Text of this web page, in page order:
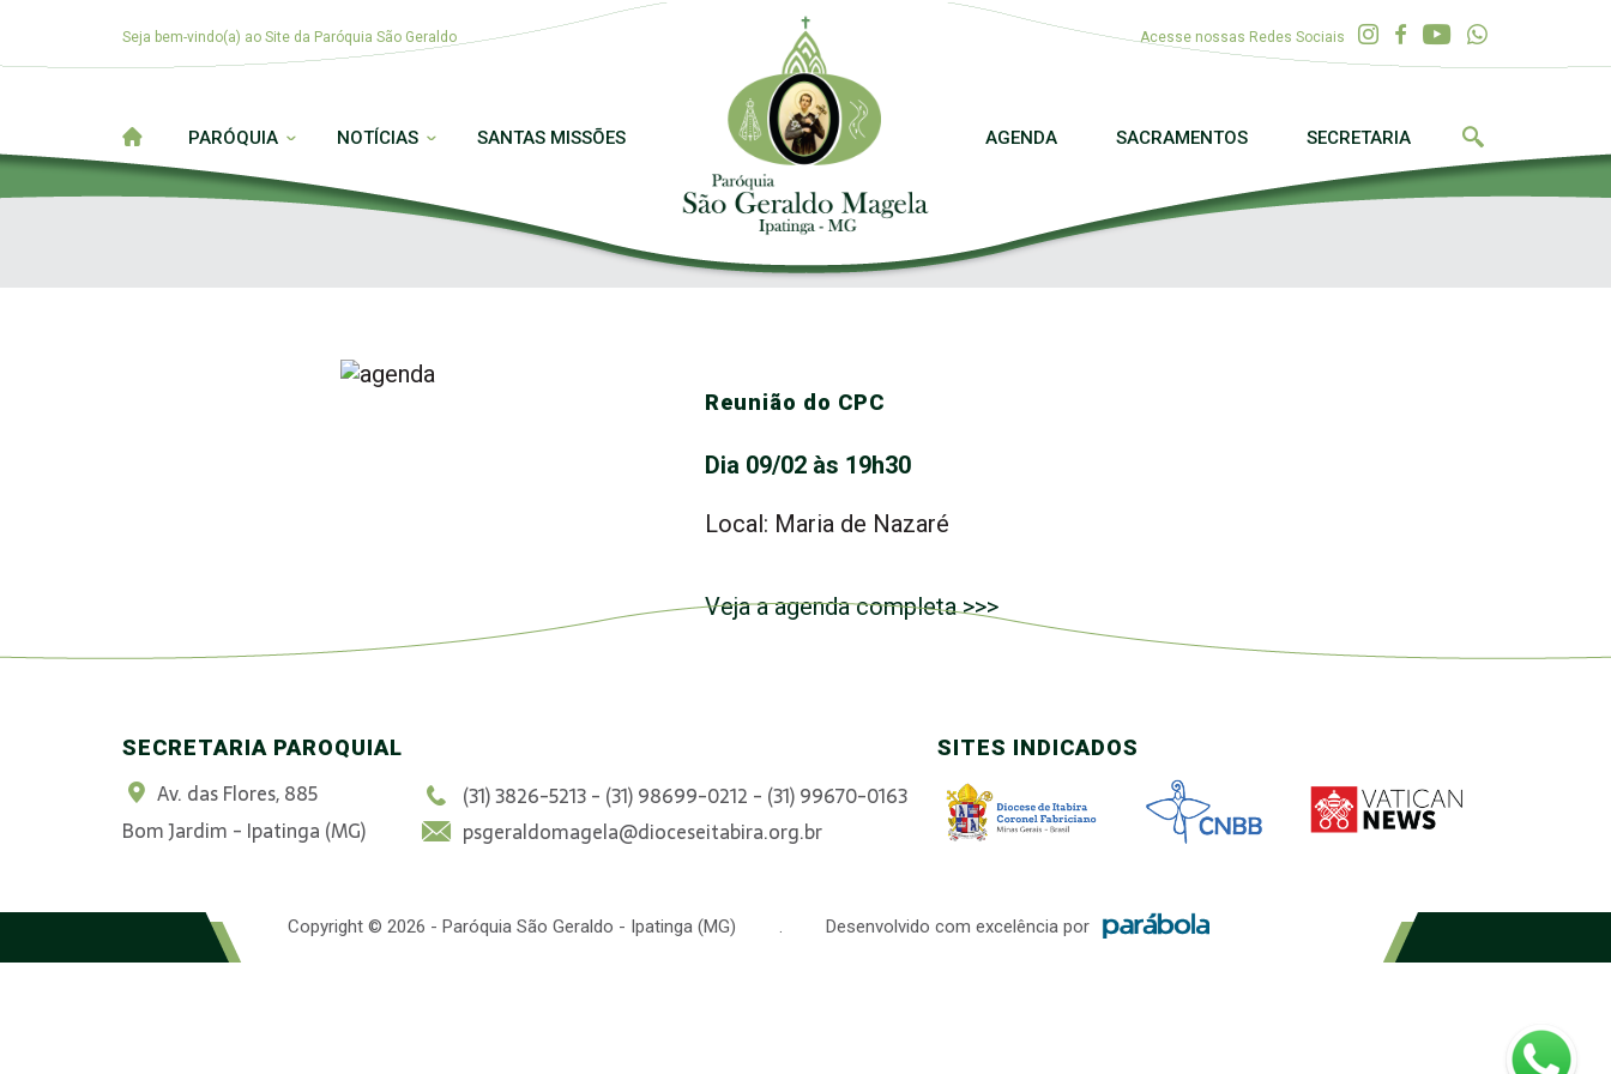
Seja bem-vindo(a) ao Site da Paróquia São Geraldo Acesse nossas Redes Sociais
PARÓQUIA NOTÍCIAS SANTAS MISSÕES AGENDA SACRAMENTOS SECRETARIA
Reunião do CPC
Dia 09/02 às 19h30
Local: Maria de Nazaré
Veja a agenda completa >>>
SECRETARIA PAROQUIAL
Av. das Flores, 885
Bom Jardim - Ipatinga (MG)
(31) 3826-5213 - (31) 98699-0212 - (31) 99670-0163
psgeraldomagela@dioceseitabira.org.br
SITES INDICADOS
Copyright © 2026 - Paróquia São Geraldo - Ipatinga (MG) . Desenvolvido com excelência por